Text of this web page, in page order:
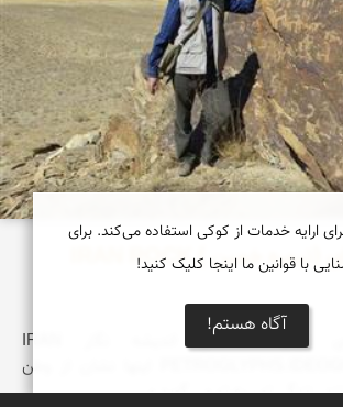
هنرهای صخره ای (تیمره خمین ) IRAN ROCK
سنگ نگاره های ایران، نمادهای اندیشه نگار IRAN
PETROGLYPHS.IDEOGRAM SYMBOLS اینها نشان از وطن
ارایه خدمات از کوکی استفاده می‌کند. برای
با قوانین ما اینجا کلیک کنید!
آگاه هستم!